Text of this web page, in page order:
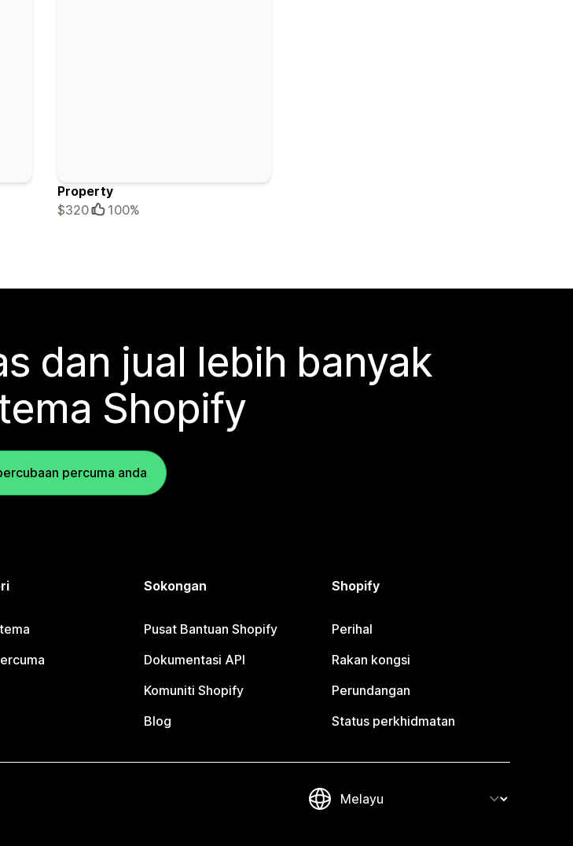
Property
$320
100%
dan jual lebih banyak
Shopify
percuma anda
Sokongan
Pusat Bantuan Shopify
Dokumentasi API
Komuniti Shopify
Blog
Shopify
Perihal
Rakan kongsi
Perundangan
Status perkhidmatan